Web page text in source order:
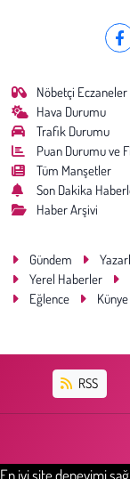
Nöbetçi Eczaneler
Hava Durumu
Trafik Durumu
Puan Durumu ve
Tüm Manşetler
Son Dakika
Haber Arşivi
Gündem
Yerel Haberler
Eğlence
Künye
RSS
En iyi site deneyimi